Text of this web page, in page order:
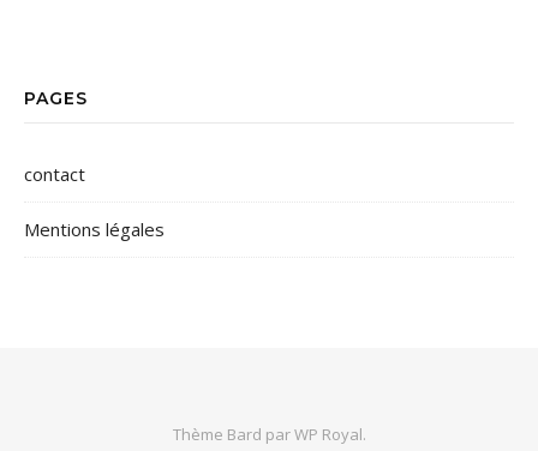
PAGES
contact
Mentions légales
Thème Bard parWP Royal.